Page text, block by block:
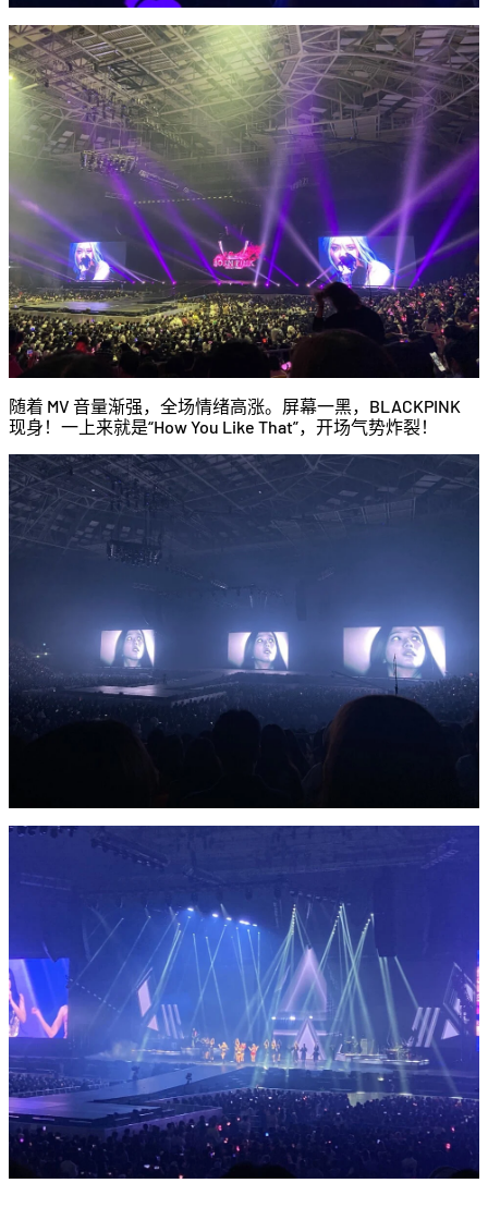
随着 MV 音量渐强，全场情绪高涨。屏幕一黑，BLACKPINK
现身！一上来就是“How You Like That”，开场气势炸裂！